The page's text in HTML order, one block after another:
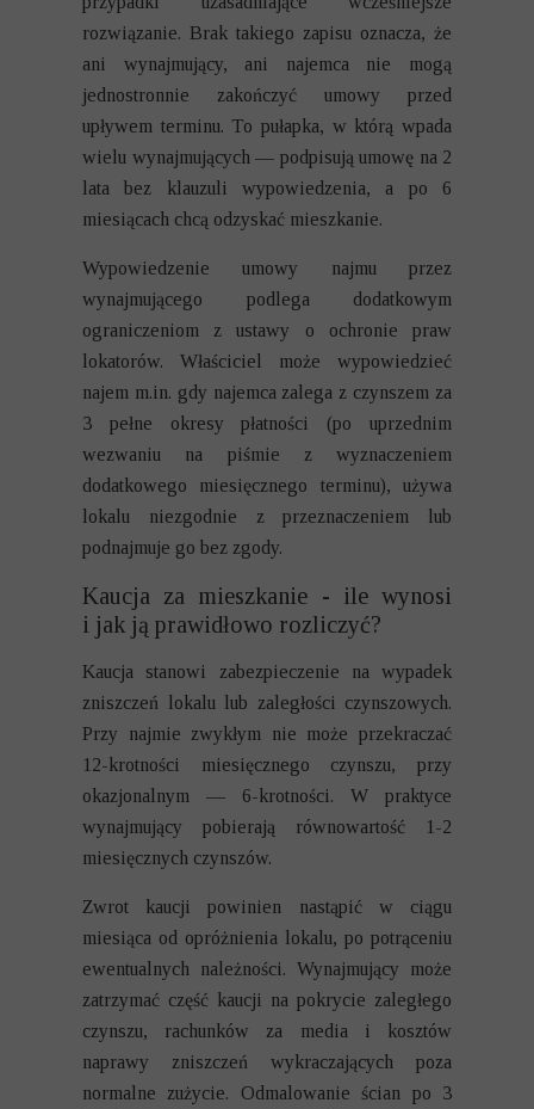
rozwiązanie. Brak takiego zapisu oznacza, że
ani wynajmujący, ani najemca nie mogą
jednostronnie zakończyć umowy przed
upływem terminu. To pułapka, w którą wpada
wielu wynajmujących — podpisują umowę na 2
lata bez klauzuli wypowiedzenia, a po 6
miesiącach chcą odzyskać mieszkanie.
Wypowiedzenie umowy najmu przez
wynajmującego podlega dodatkowym
ograniczeniom z ustawy o ochronie praw
lokatorów. Właściciel może wypowiedzieć
najem m.in. gdy najemca zalega z czynszem za
3 pełne okresy płatności (po uprzednim
wezwaniu na piśmie z wyznaczeniem
dodatkowego miesięcznego terminu), używa
lokalu niezgodnie z przeznaczeniem lub
podnajmuje go bez zgody.
Kaucja za mieszkanie - ile wynosi
i jak ją prawidłowo rozliczyć?
Kaucja stanowi zabezpieczenie na wypadek
zniszczeń lokalu lub zaległości czynszowych.
Przy najmie zwykłym nie może przekraczać
12-krotności miesięcznego czynszu, przy
okazjonalnym — 6-krotności. W praktyce
wynajmujący pobierają równowartość 1-2
miesięcznych czynszów.
Zwrot kaucji powinien nastąpić w ciągu
miesiąca od opróżnienia lokalu, po potrąceniu
ewentualnych należności. Wynajmujący może
zatrzymać część kaucji na pokrycie zaległego
czynszu, rachunków za media i kosztów
naprawy zniszczeń wykraczających poza
normalne zużycie. Odmalowanie ścian po 3